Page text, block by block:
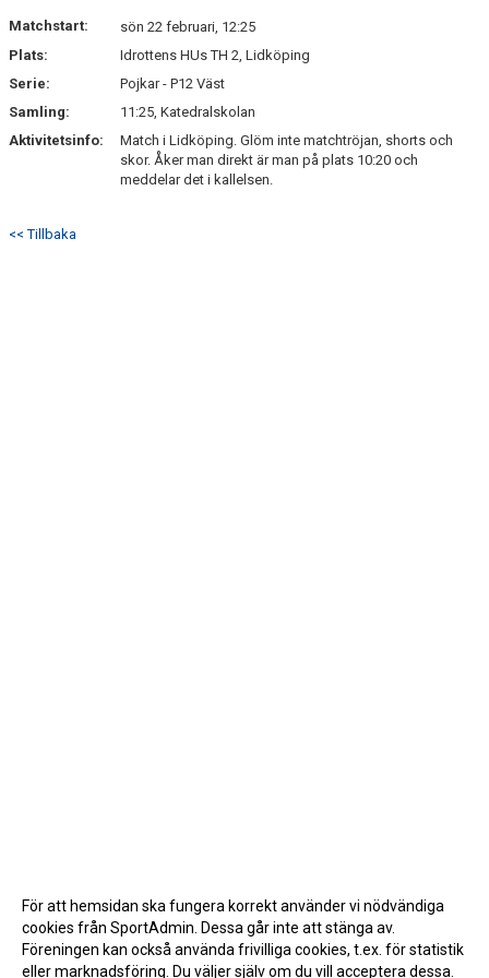
Matchstart:
sön 22 februari, 12:25
Plats:
Idrottens HUs TH 2, Lidköping
Serie:
Pojkar - P12 Väst
Samling:
11:25, Katedralskolan
Aktivitetsinfo:
Match i Lidköping. Glöm inte matchtröjan, shorts och
skor. Åker man direkt är man på plats 10:20 och
meddelar det i kallelsen.
<< Tillbaka
För att hemsidan ska fungera korrekt använder vi nödvändiga
cookies från SportAdmin. Dessa går inte att stänga av.
Föreningen kan också använda frivilliga cookies, t.ex. för statistik
eller marknadsföring. Du väljer själv om du vill acceptera dessa.